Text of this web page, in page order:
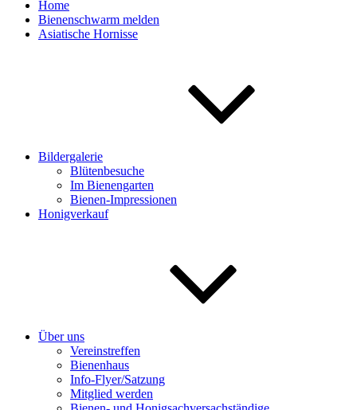
Home
Bienenschwarm melden
Asiatische Hornisse
Bildergalerie
Blütenbesuche
Im Bienengarten
Bienen-Impressionen
Honigverkauf
Über uns
Vereinstreffen
Bienenhaus
Info-Flyer/Satzung
Mitglied werden